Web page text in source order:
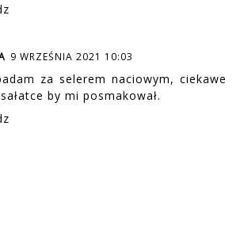
9 WRZEŚNIA 2021 10:03
za selerem naciowym, ciekawe
by mi posmakował.